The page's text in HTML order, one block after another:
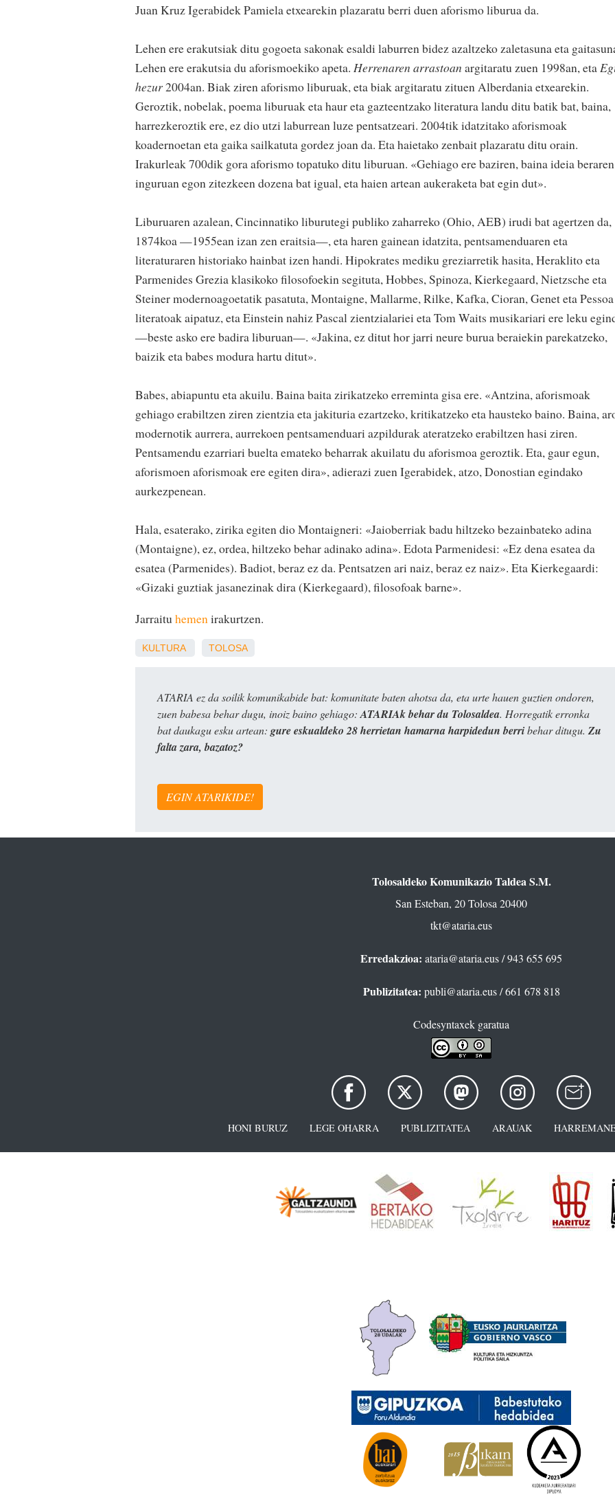
Juan Kruz Igerabidek Pamiela etxearekin plazaratu berri duen aforismo liburua da.
Lehen ere erakutsiak ditu gogoeta sakonak esaldi laburren bidez azaltzeko zaletasuna eta
Lehen ere erakutsia du aforismoekiko apeta. Herrenaren arrastoan argitaratu zuen 1998an, eta
hezur2004an. Biak ziren aforismo liburuak, eta biak argitaratu zituen Alberdania etxearekin.
Geroztik, nobelak, poema liburuak eta haur eta gazteentzako literatura landu ditu batik bat, baina,
harrezkeroztik ere, ez dio utzi laburrean luze pentsatzeari. 2004tik idatzitako aforismoak
koadernoetan eta gaika sailkatuta gordez joan da. Eta haietako zenbait plazaratu ditu orain.
Irakurleak 700dik gora aforismo topatuko ditu liburuan. «Gehiago ere baziren, baina ideia beraren
inguruan egon zitezkeen dozena bat igual, eta haien artean aukeraketa bat egin dut».
Liburuaren azalean, Cincinnatiko liburutegi publiko zaharreko (Ohio, AEB) irudi bat agertzen da,
1874koa —1955ean izan zen eraitsia—, eta haren gainean idatzita, pentsamenduaren eta
literaturaren historiako hainbat izen handi. Hipokrates mediku greziarretik hasita, Heraklito eta
Parmenides Grezia klasikoko filosofoekin segituta, Hobbes, Spinoza, Kierkegaard, Nietzsche eta
Steiner modernoagoetatik pasatuta, Montaigne, Mallarme, Rilke, Kafka, Cioran, Genet eta Pessoa
literatoak aipatuz, eta Einstein nahiz Pascal zientzialariei eta Tom Waits musikariari ere leku
—beste asko ere badira liburuan—. «Jakina, ez ditut hor jarri neure burua beraiekin parekatzeko,
baizik eta babes modura hartu ditut».
Babes, abiapuntu eta akuilu. Baina baita zirikatzeko erreminta gisa ere. «Antzina, aforismoak
gehiago erabiltzen ziren zientzia eta jakituria ezartzeko, kritikatzeko eta hausteko baino. Baina,
modernotik aurrera, aurrekoen pentsamenduari azpildurak ateratzeko erabiltzen hasi ziren.
Pentsamendu ezarriari buelta emateko beharrak akuilatu du aforismoa geroztik. Eta, gaur egun,
aforismoen aforismoak ere egiten dira», adierazi zuen Igerabidek, atzo, Donostian egindako
aurkezpenean.
Hala, esaterako, zirika egiten dio Montaigneri: «Jaioberriak badu hiltzeko bezainbateko adina
(Montaigne), ez, ordea, hiltzeko behar adinako adina». Edota Parmenidesi: «Ez dena esatea da
esatea (Parmenides). Badiot, beraz ez da. Pentsatzen ari naiz, beraz ez naiz». Eta Kierkegaardi:
«Gizaki guztiak jasanezinak dira (Kierkegaard), filosofoak barne».
Jarraitu hemen irakurtzen.
KULTURA TOLOSA
ATARIA ez da soilik komunikabide bat: komunitate baten ahotsa da, eta urte hauen guztien ondoren,
zuen babesa behar dugu, inoiz baino gehiago: ATARIAk behar du Tolosaldea. Horregatik erronka
bat daukagu esku artean: gure eskualdeko 28 herrietan hamarna harpidedun berribehar ditugu. Zu
falta zara, bazatoz?
EGIN ATARIKIDE!
Tolosaldeko Komunikazio Taldea S.M.
San Esteban, 20 Tolosa 20400
tkt@ataria.eus
Erredakzioa: ataria@ataria.eus/ 943 655 695
Publizitatea: publi@ataria.eus/ 661 678 818
Codesyntaxek garatua
HONI BURUZ LEGE OHARRA PUBLIZITATEA ARAUAK